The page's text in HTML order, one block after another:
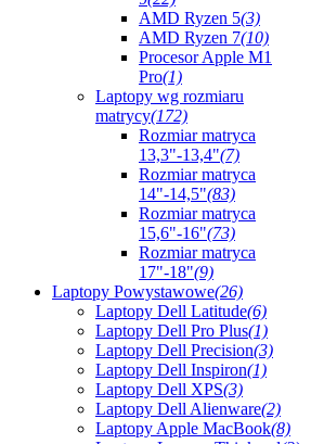
AMD Ryzen 5(3)
AMD Ryzen 7(10)
Procesor Apple M1
Pro(1)
Laptopy wg rozmiaru
matrycy(172)
Rozmiar matryca
13,3"-13,4"(7)
Rozmiar matryca
14"-14,5"(83)
Rozmiar matryca
15,6"-16"(73)
Rozmiar matryca
17"-18"(9)
Laptopy Powystawowe(26)
Laptopy Dell Latitude(6)
Laptopy Dell Pro Plus(1)
Laptopy Dell Precision(3)
Laptopy Dell Inspiron(1)
Laptopy Dell XPS(3)
Laptopy Dell Alienware(2)
Laptopy Apple MacBook(8)